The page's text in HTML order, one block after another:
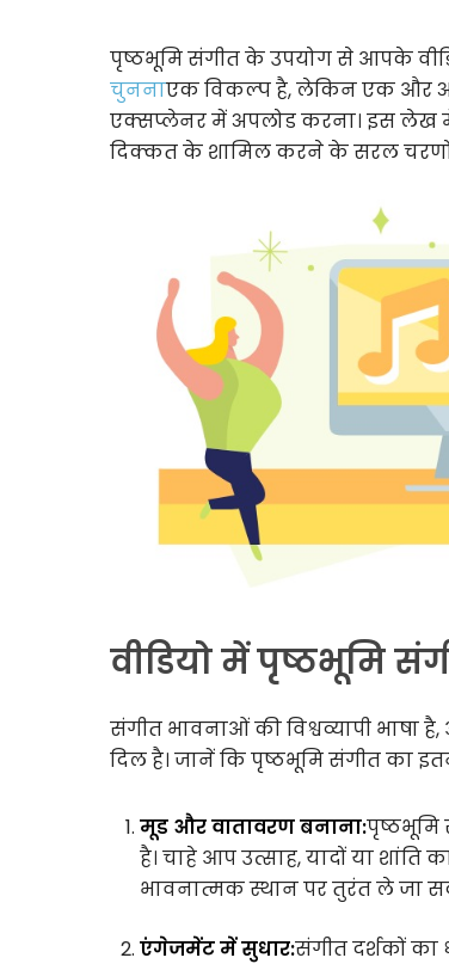
पृष्ठभूमि संगीत के उपयोग से आपके
चुननाएक विकल्प है, लेकिन एक और
एक्सप्लेनर में अपलोड करना। इस लेख
दिक्कत के शामिल करने के सरल चरणों
वीडियो में पृष्ठभूमि
संगीत भावनाओं की विश्वव्यापी भाषा
दिल है। जानें कि पृष्ठभूमि संगीत का
मूड और वातावरण बनाना:पृष्ठभूमि
है। चाहे आप उत्साह, यादों या
भावनात्मक स्थान पर तुरंत ले जा
एंगेजमेंट में सुधार:संगीत दर्शकों का